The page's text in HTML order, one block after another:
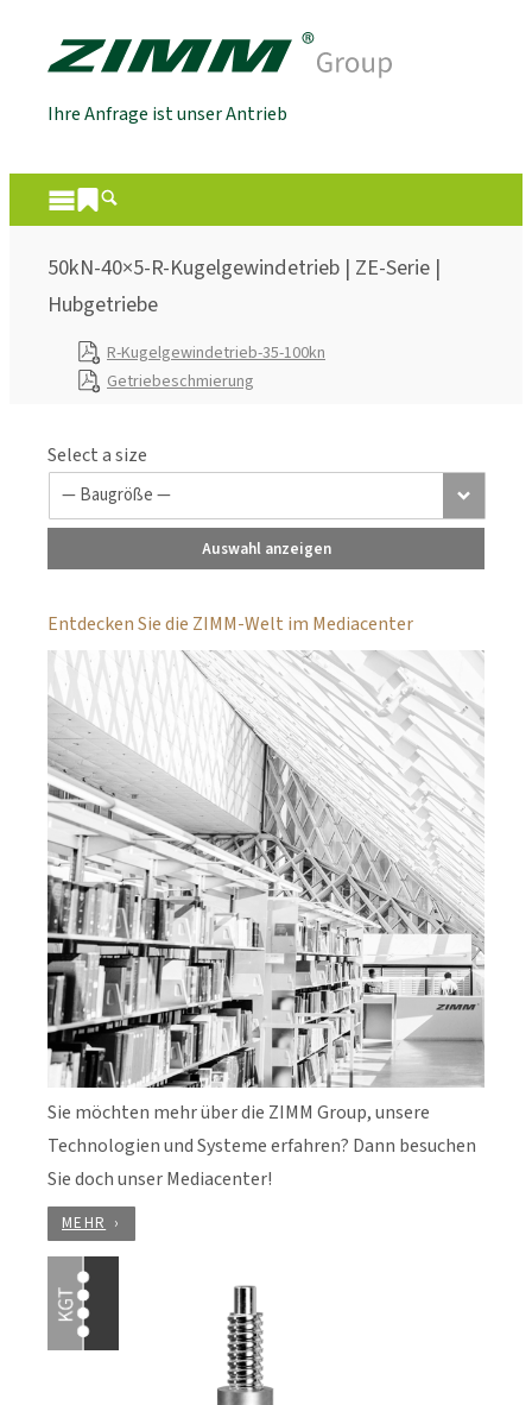
Ihre Anfrage ist unser Antrieb
50kN-40×5-R-Kugelgewindetrieb | ZE-Serie |
Hubgetriebe
R-Kugelgewindetrieb-35-100kn
Getriebeschmierung
Select a size
Auswahl anzeigen
Entdecken Sie die ZIMM-Welt im Mediacenter
Sie möchten mehr über die ZIMM Group, unsere
Technologien und Systeme erfahren? Dann besuchen
Sie doch unser Mediacenter!
MEHR